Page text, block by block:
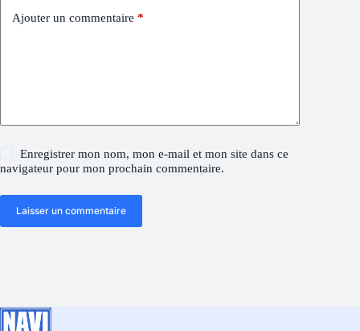
Ajouter un commentaire *
Enregistrer mon nom, mon e-mail et mon site dans ce
navigateur pour mon prochain commentaire.
Laisser un commentaire